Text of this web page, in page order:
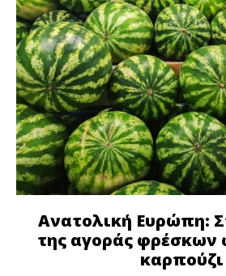
Ανατολική Ευρώπη:
της αγοράς φρέσκων
καρπούζι